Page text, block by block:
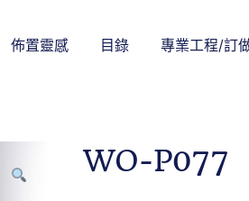
佈置靈感 目錄 專業工程/訂
WO-P077